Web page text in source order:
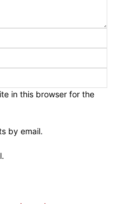
in this browser for the
by email.